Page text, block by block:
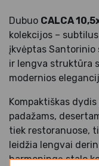
Dubuo CALCA
kolekcijos –
įkvėptas Santorinio
ir lengva struktūra
modernios
Kompaktiškas
padažams,
tiek restoranuose,
leidžia lengvai
harmoningą stalo